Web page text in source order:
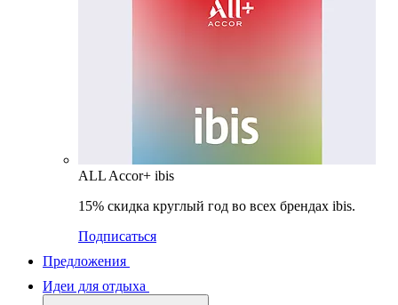
ALL Accor+ ibis
15% скидка круглый год во всех брендах ibis.
Подписаться
Предложения
Идеи для отдыха